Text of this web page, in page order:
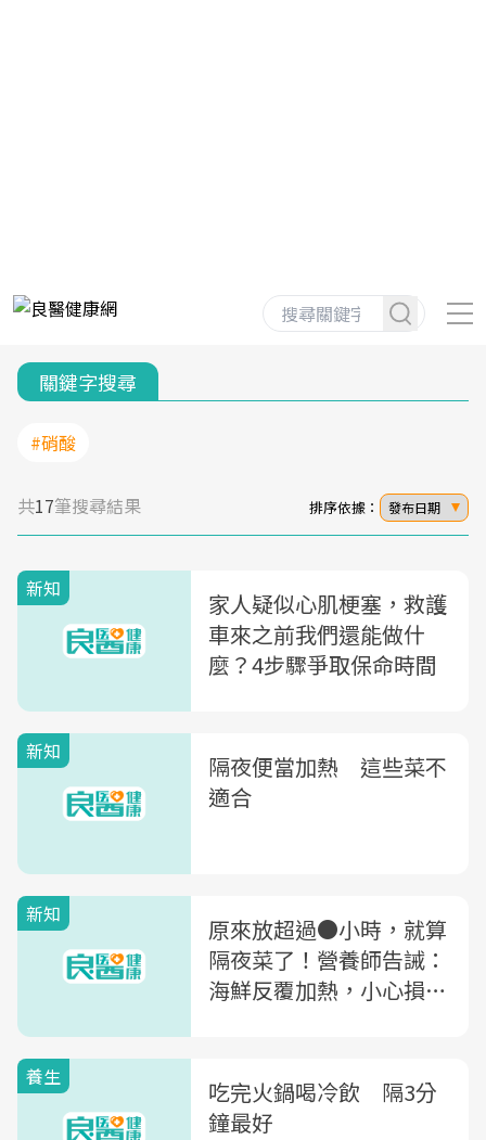
關鍵字搜尋
#硝酸
共17筆搜尋結果 排序依據： 發布日期
新知
家人疑似心肌梗塞，救護
車來之前我們還能做什
麼？4步驟爭取保命時間
新知
隔夜便當加熱 這些菜不
適合
新知
原來放超過●小時，就算
隔夜菜了！營養師告誡：
海鮮反覆加熱，小心損傷
養生
吃完火鍋喝冷飲 隔3分
鐘最好